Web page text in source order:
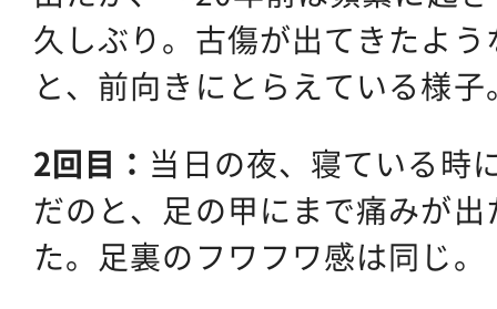
久しぶり。古傷が出てきたよ
と、前向きにとらえている様子
2回目： 当日の夜、寝ている時
だのと、足の甲にまで痛みが
た。足裏のフワフワ感は同じ。